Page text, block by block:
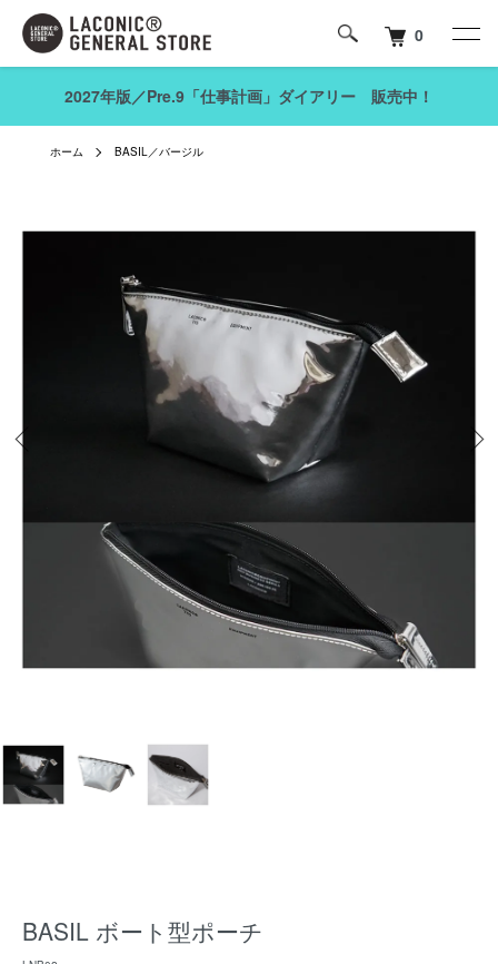
0
2027年版／Pre.9「仕事計画」ダイアリー 販売中！
ホーム BASIL／バージル
BASIL ボート型ポーチ